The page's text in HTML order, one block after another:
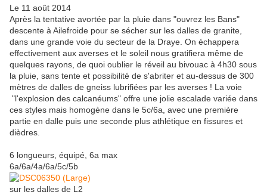
Le 11 août 2014
Après la tentative avortée par la pluie dans "ouvrez les Bans"
descente à Ailefroide pour se sécher sur les dalles de granite,
dans une grande voie du secteur de la Draye. On échappera
effectivement aux averses et le soleil nous gratifiera même de
quelques rayons, de quoi oublier le réveil au bivouac à 4h30 sous
la pluie, sans tente et possibilité de s'abriter et au-dessus de 300
mètres de dalles de gneiss lubrifiées par les averses ! La voie
"l'explosion des calcanéums" offre une jolie escalade variée dans
ces styles mais homogène dans le 5c/6a, avec une première
partie en dalle puis une seconde plus athlétique en fissures et
dièdres.
6 longueurs, équipé, 6a max
6a/6a/4a/6a/5c/5b
sur les dalles de L2